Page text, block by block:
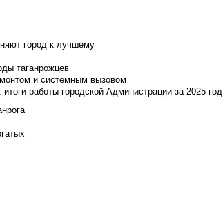
город к лучшему
таганрожцев
и системным вызовом
работы городской Администрации за 2025 год